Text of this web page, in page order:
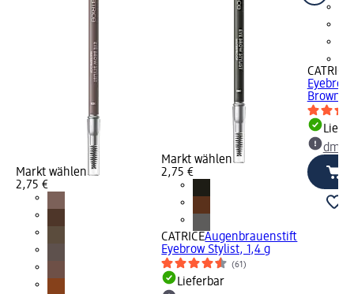
Markt wählen
2,75 €
Markt wählen
2,75 €
CATRICEAugenbrauenstift
Eyebrow Stylist, 1,4 g
(61)
Lieferbar
CATRICE
Brown,
dm